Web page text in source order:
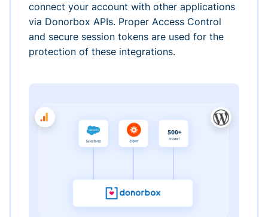
connect your account with other applications
via Donorbox APIs. Proper Access Control
and secure session tokens are used for the
protection of these integrations.